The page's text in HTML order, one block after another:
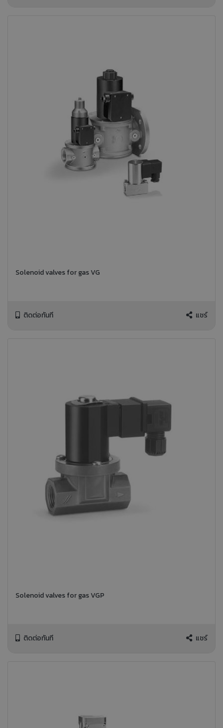
Solenoid valves for gas VG
ติดต่อทันที แชร์
Solenoid valves for gas VGP
ติดต่อทันที แชร์